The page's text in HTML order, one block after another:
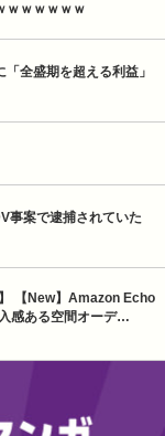
ｗｗｗｗｗｗ
全盛期を超える利益」
事案で逮捕されていた
【New】Amazon Echo
感ある空間オーデ…